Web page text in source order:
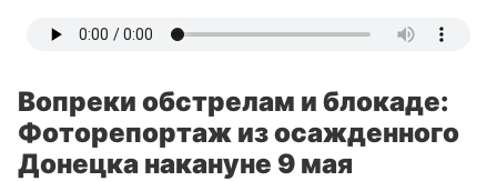
Вопреки обстрелам и блокаде:
Фоторепортаж из осажденного
Донецка накануне 9 мая